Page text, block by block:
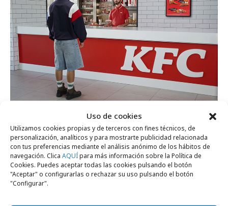
Uso de cookies
Utilizamos cookies propias y de terceros con fines técnicos, de
personalización, analíticos y para mostrarte publicidad relacionada
con tus preferencias mediante el análisis anónimo de los hábitos de
navegación. Clica AQUÍpara más información sobre la Política de
Cookies. Puedes aceptar todas las cookies pulsando el botón
"Aceptar" o configurarlas o rechazar su uso pulsando el botón
"Configurar".
KFC juega con un código popular de
internet para presentar Dúos
Campañas